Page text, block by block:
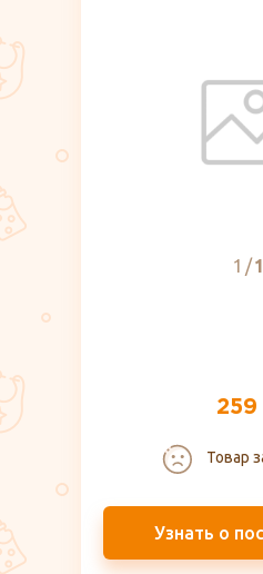
1 1
259
Товар
Узнать о